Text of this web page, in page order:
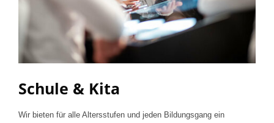
Schule & Kita
Wir bieten für alle Altersstufen und jeden Bildungsgang ein